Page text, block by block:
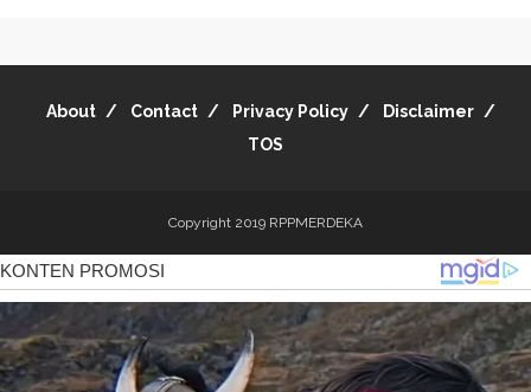
About Contact Privacy Policy
Disclaimer
TOS
Copyright 2019 RPPMERDEKA